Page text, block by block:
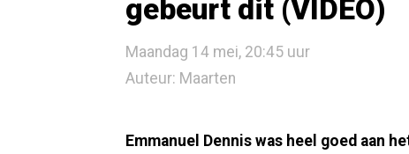
gebeurt dit (VIDEO)
Maandag 14 mei, 20:45 uur
Auteur: Maarten
Emmanuel Dennis was heel goed aan